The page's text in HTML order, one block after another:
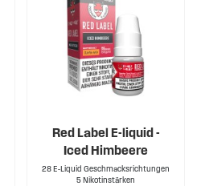
Red Label E-liquid -
Iced Himbeere
28 E-Liquid Geschmacksrichtungen
5 Nikotinstärken